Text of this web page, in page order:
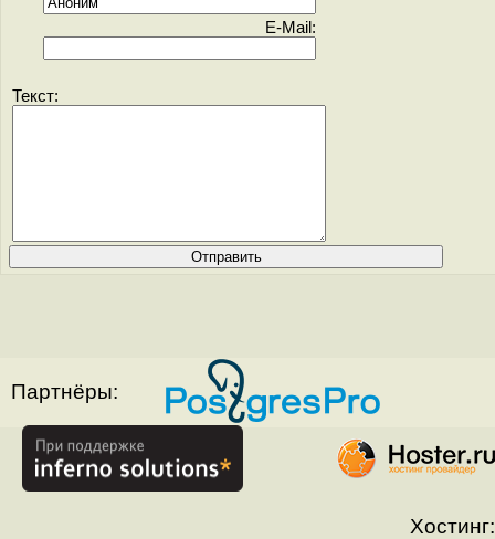
E-Mail:
Текст:
Партнёры:
Хостинг: